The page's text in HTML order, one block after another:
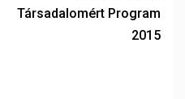
Társadalomért Program
2015